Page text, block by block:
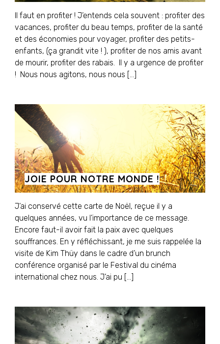
Il faut en profiter ! J’entends cela souvent : profiter des
vacances, profiter du beau temps, profiter de la santé
et des économies pour voyager, profiter des petits-
enfants, (ça grandit vite ! ), profiter de nos amis avant
de mourir, profiter des rabais. Il y a urgence de profiter
! Nous nous agitons, nous nous […]
JOIE POUR NOTRE MONDE !
J’ai conservé cette carte de Noël, reçue il y a
quelques années, vu l’importance de ce message.
Encore faut-il avoir fait la paix avec quelques
souffrances. En y réfléchissant, je me suis rappelée la
visite de Kim Thüy dans le cadre d’un brunch
conférence organisé par le Festival du cinéma
international chez nous. J’ai pu […]